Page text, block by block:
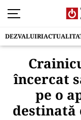
DEZVALUIRI
încercat
pe o
destinată